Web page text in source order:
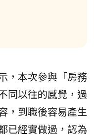
，本次參與「房務
同以往的感覺，過
，到職後容易產生
已經實做過，認為